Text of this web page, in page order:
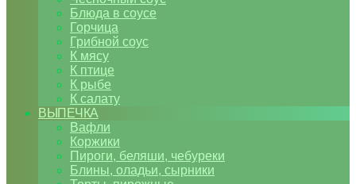
Блюда в соусе
Горчица
Грибной соус
К мясу
К птице
К рыбе
К салату
ВЫПЕЧКА
Вафли
Коржики
Пироги, беляши, чебуреки
Блины, оладьи, сырники